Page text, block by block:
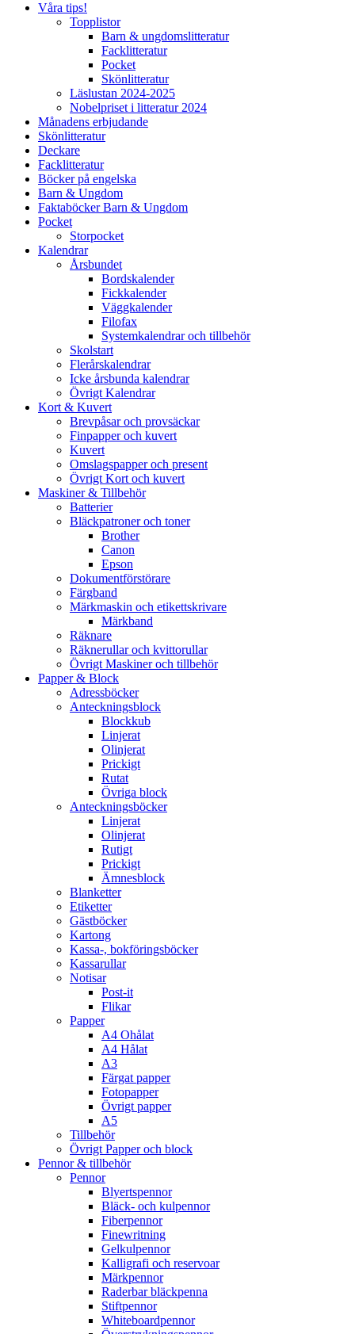
Våra tips!
Topplistor
Barn & ungdomslitteratur
Facklitteratur
Pocket
Skönlitteratur
Läslustan 2024-2025
Nobelpriset i litteratur 2024
Månadens erbjudande
Skönlitteratur
Deckare
Facklitteratur
Böcker på engelska
Barn & Ungdom
Faktaböcker Barn & Ungdom
Pocket
Storpocket
Kalendrar
Årsbundet
Bordskalender
Fickkalender
Väggkalender
Filofax
Systemkalendrar och tillbehör
Skolstart
Flerårskalendrar
Icke årsbunda kalendrar
Övrigt Kalendrar
Kort & Kuvert
Brevpåsar och provsäckar
Finpapper och kuvert
Kuvert
Omslagspapper och present
Övrigt Kort och kuvert
Maskiner & Tillbehör
Batterier
Bläckpatroner och toner
Brother
Canon
Epson
Dokumentförstörare
Färgband
Märkmaskin och etikettskrivare
Märkband
Räknare
Räknerullar och kvittorullar
Övrigt Maskiner och tillbehör
Papper & Block
Adressböcker
Anteckningsblock
Blockkub
Linjerat
Olinjerat
Prickigt
Rutat
Övriga block
Anteckningsböcker
Linjerat
Olinjerat
Rutigt
Prickigt
Ämnesblock
Blanketter
Etiketter
Gästböcker
Kartong
Kassa-, bokföringsböcker
Kassarullar
Notisar
Post-it
Flikar
Papper
A4 Ohålat
A4 Hålat
A3
Färgat papper
Fotopapper
Övrigt papper
A5
Tillbehör
Övrigt Papper och block
Pennor & tillbehör
Pennor
Blyertspennor
Bläck- och kulpennor
Fiberpennor
Finewritning
Gelkulpennor
Kalligrafi och reservoar
Märkpennor
Raderbar bläckpenna
Stiftpennor
Whiteboardpennor